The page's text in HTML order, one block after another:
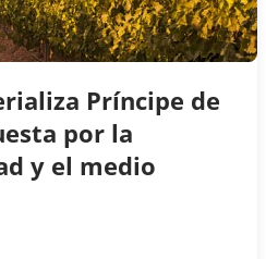
Príncipe de
por la
y el medio